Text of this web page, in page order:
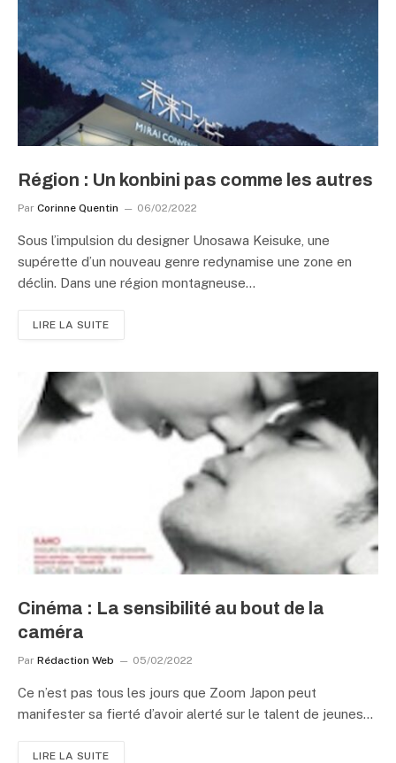
Région : Un konbini pas comme les autres
Par Corinne Quentin 06/02/2022
Sous l’impulsion du designer Unosawa Keisuke, une
supérette d’un nouveau genre redynamise une zone en
déclin. Dans une région montagneuse…
LIRE LA SUITE
Cinéma : La sensibilité au bout de la
caméra
Par Rédaction Web 05/02/2022
Ce n’est pas tous les jours que Zoom Japon peut
manifester sa fierté d’avoir alerté sur le talent de jeunes…
LIRE LA SUITE